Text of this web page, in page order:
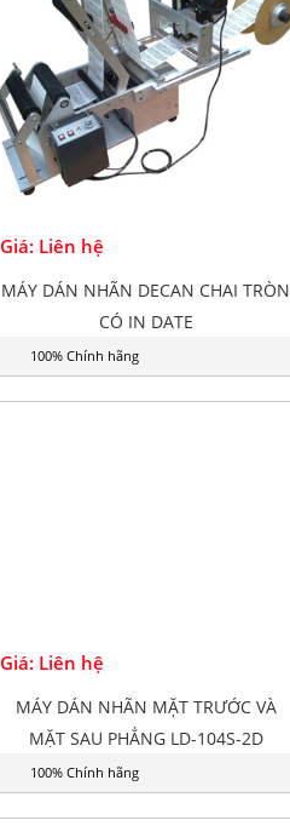
Giá: Liên hệ
MÁY DÁN NHÃN DECAN CHAI TRÒN
CÓ IN DATE
100% Chính hãng
Giá: Liên hệ
MÁY DÁN NHÃN MẶT TRƯỚC VÀ